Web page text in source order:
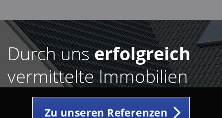
Durch unserfolgreich
vermittelte Immobilien
Zu unseren Referenzen